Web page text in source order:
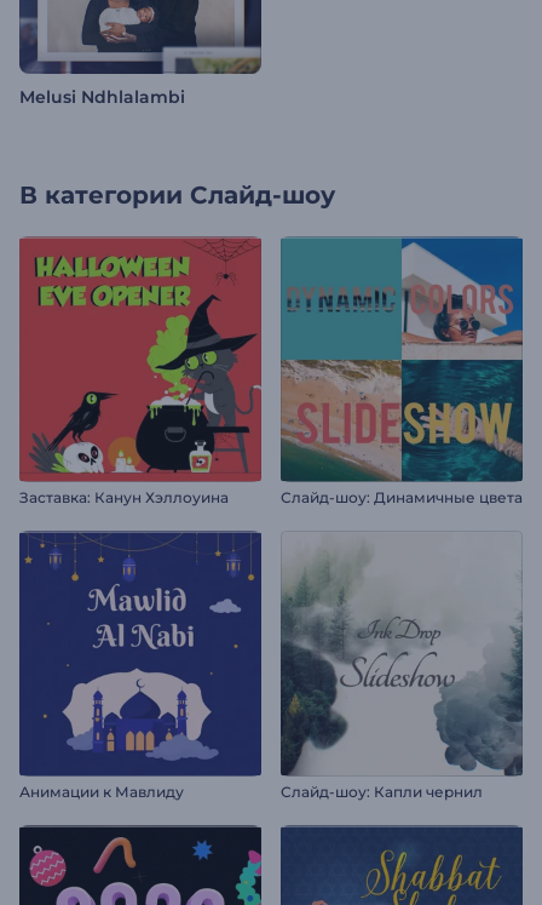
Melusi Ndhlalambi
В категории Слайд-шоу
Заставка: Канун Хэллоуина Слайд-шоу: Динамичные цвета
Анимации к Мавлиду Слайд-шоу: Капли чернил